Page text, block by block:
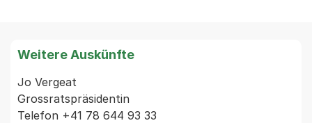
Weitere Auskünfte
Jo Vergeat
Grossratspräsidentin
Telefon +41 78 644 93 33